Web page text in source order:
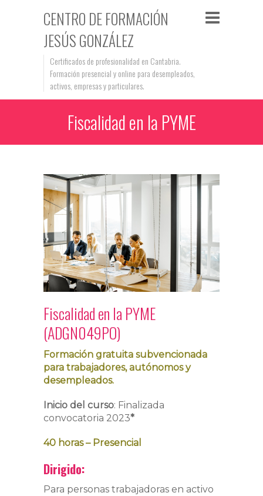
CENTRO DE FORMACIÓN
JESÚS GONZÁLEZ
Certificados de profesionalidad en Cantabria.
Formación presencial y online para desempleados,
activos, empresas y particulares.
Fiscalidad en la PYME
Fiscalidad en la PYME
(ADGN049PO)
Formación gratuita subvencionada
para trabajadores, autónomos y
desempleados.
Inicio del curso: Finalizada
convocatoria 2023*
40 horas – Presencial
Dirigido:
Para personas trabajadoras en activo